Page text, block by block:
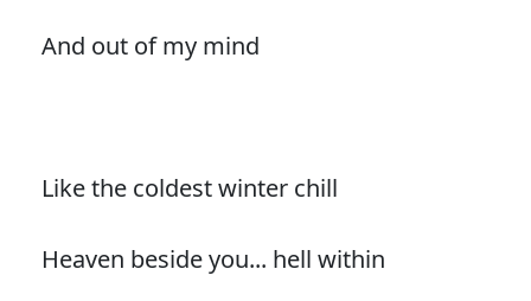
And out of my mind
Like the coldest winter chill
Heaven beside you... hell within